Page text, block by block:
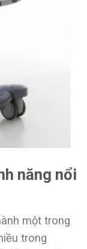
năng nổi
một trong
trong